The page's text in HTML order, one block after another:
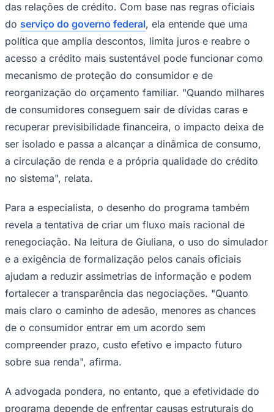
Corinthians
das relações de crédito. Com base nas regras oficiais
do serviço do governo federal, ela entende que uma
política que amplia descontos, limita juros e reabre o
acesso a crédito mais sustentável pode funcionar como
mecanismo de proteção do consumidor e de
reorganização do orçamento familiar. "Quando milhares
de consumidores conseguem sair de dívidas caras e
recuperar previsibilidade financeira, o impacto deixa de
ser isolado e passa a alcançar a dinâmica de consumo,
a circulação de renda e a própria qualidade do crédito
no sistema", relata.
Para a especialista, o desenho do programa também
revela a tentativa de criar um fluxo mais racional de
renegociação. Na leitura de Giuliana, o uso do simulador
e a exigência de formalização pelos canais oficiais
ajudam a reduzir assimetrias de informação e podem
fortalecer a transparência das negociações. "Quanto
mais claro o caminho de adesão, menores as chances
de o consumidor entrar em um acordo sem
compreender prazo, custo efetivo e impacto futuro
sobre sua renda", afirma.
A advogada pondera, no entanto, que a efetividade do
programa depende de enfrentar causas estruturais do